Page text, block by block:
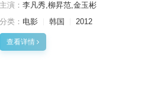
主演： 李凡秀,柳昇范,金玉彬
分类： 电影 韩国 2012
查看详情